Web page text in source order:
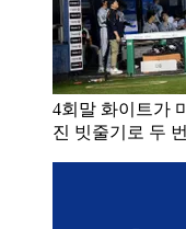
4회말 화이트가
진 빗줄기로 두